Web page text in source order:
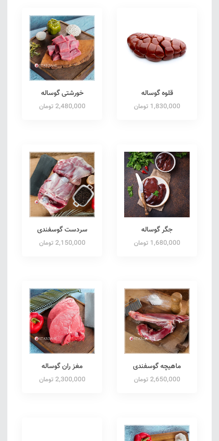
قلوه گوساله
1,830,000 تومان
خورشتی گوساله
2,480,000 تومان
جگر گوساله
1,680,000 تومان
سردست گوسفندی
2,150,000 تومان
ماهیچه گوسفندی
2,650,000 تومان
مغز ران گوساله
2,300,000 تومان